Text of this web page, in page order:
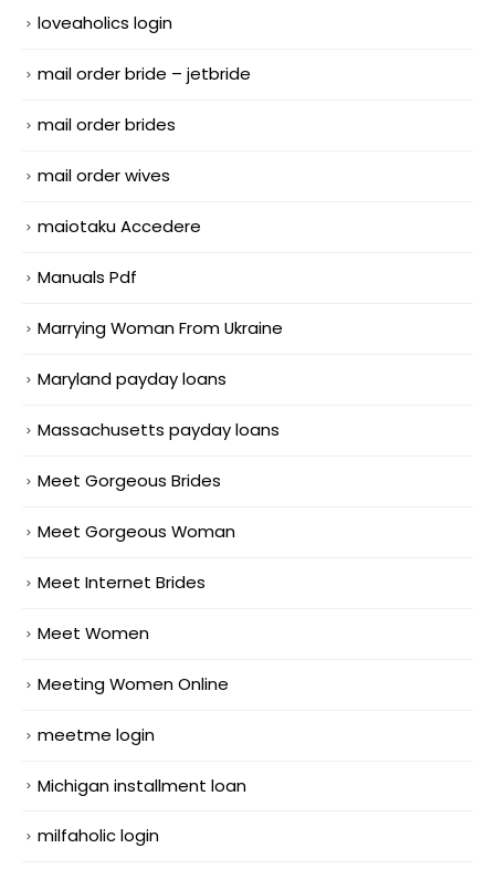
loveaholics login
mail order bride – jetbride
mail order brides
mail order wives
maiotaku Accedere
Manuals Pdf
Marrying Woman From Ukraine
Maryland payday loans
Massachusetts payday loans
Meet Gorgeous Brides
Meet Gorgeous Woman
Meet Internet Brides
Meet Women
Meeting Women Online
meetme login
Michigan installment loan
milfaholic login